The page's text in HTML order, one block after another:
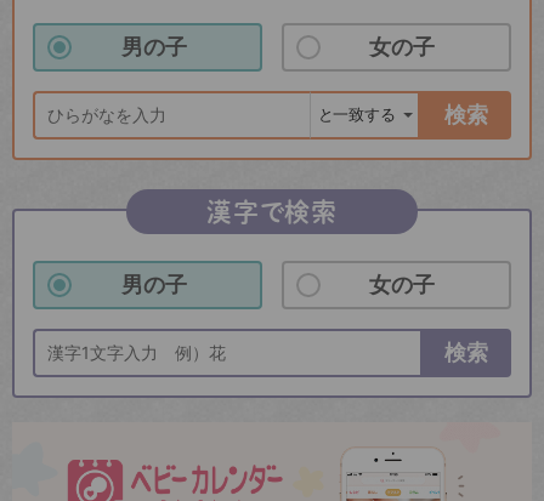
男の子 女の子
検索
漢字で検索
男の子 女の子
検索